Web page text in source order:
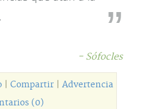
- Sófocles
| Compartir| Advertencia
(0)